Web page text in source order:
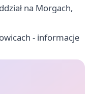
na Morgach,
- informacje